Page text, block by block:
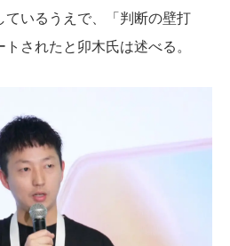
いるうえで、「判断の壁打
されたと卯木氏は述べる。